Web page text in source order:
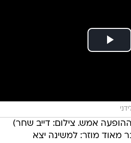
ההופעה אמש. צילום: דייב שחר)
קרה דבר מאוד מוזר: למשינה יצא